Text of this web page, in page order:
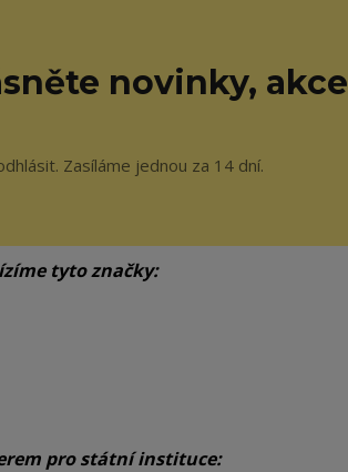
novinky, akce
Zasíláme jednou za 14 dní.
tyto značky:
pro státní instituce: